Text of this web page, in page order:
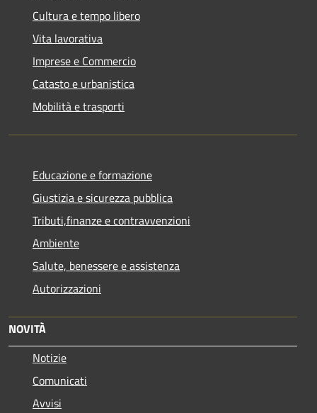
Cultura e tempo libero
Vita lavorativa
Imprese e Commercio
Catasto e urbanistica
Mobilità e trasporti
Educazione e formazione
Giustizia e sicurezza pubblica
Tributi,finanze e contravvenzioni
Ambiente
Salute, benessere e assistenza
Autorizzazioni
NOVITÀ
Notizie
Comunicati
Avvisi